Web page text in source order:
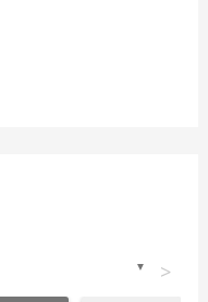
▼ >